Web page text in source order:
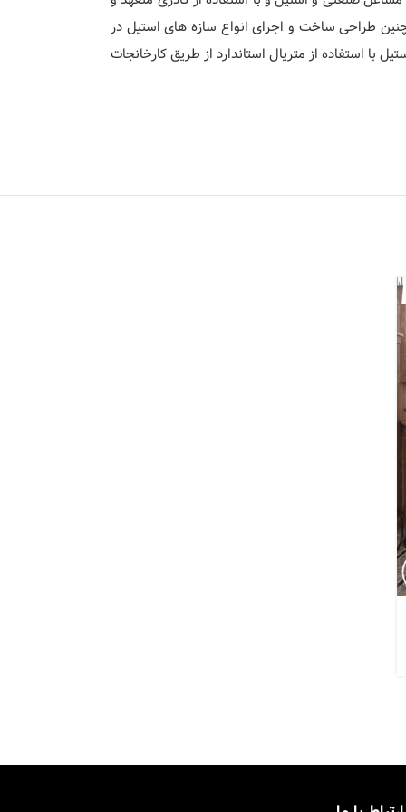
طراحی ساخت و اجرای انواع سازه های استیل در
استفاده از متریال استاندارد از طریق کارخانجات